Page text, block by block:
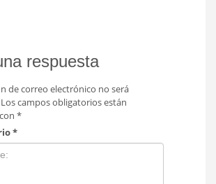
respuesta
de correo electrónico no será
Los campos obligatorios están
*
*